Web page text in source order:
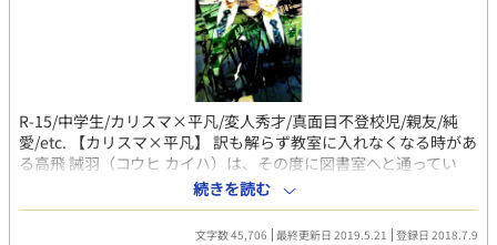
R-15/中学生/カリスマ×平凡/変人秀才/真面目不登校児/親友/純
愛/etc. 【カリスマ×平凡】 訳も解らず教室に入れなくなる時があ
る高飛 誡羽（コウヒ カイハ）は、その度に図書室へと通ってい
た。 迎えに来てくれる親友の佐倉 光輝（サクラ コウキ）に有難い
と感じつつも、何処か掴み所のない彼に疲弊を隠せずにいた。 そ
んなある日のこと。 光輝の様子が可笑しいことに気付いた誡羽の
続きを読む
文字数 45,706 最終更新日 2019.5.21 登録日 2018.7.9